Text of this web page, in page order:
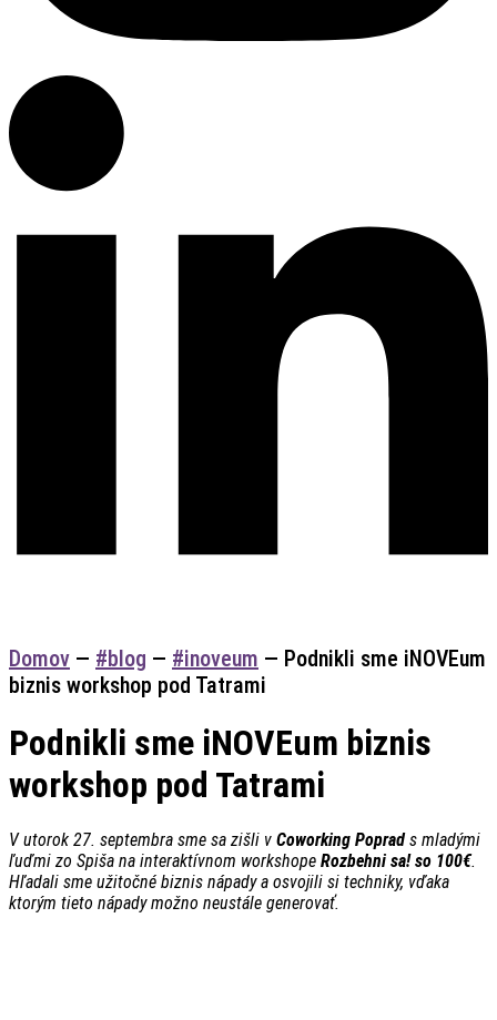
Domov — #blog — #inoveum — Podnikli sme iNOVEum
biznis workshop pod Tatrami
Podnikli sme iNOVEum biznis
workshop pod Tatrami
V utorok 27. septembra sme sa zišli v Coworking Poprads mladými
ľuďmi zo Spiša na interaktívnom workshope Rozbehni sa! so 100€.
Hľadali sme užitočné biznis nápady a osvojili si techniky, vďaka
ktorým tieto nápady možno neustále generovať.